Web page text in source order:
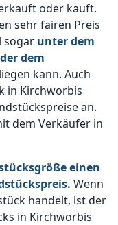
oder kauft.
sehr fairen Preis
sogar unter dem
dem
liegen kann. Auch
in Kirchworbis
an.
dem Verkäufer in
einen
Wenn
handelt, ist der
in Kirchworbis